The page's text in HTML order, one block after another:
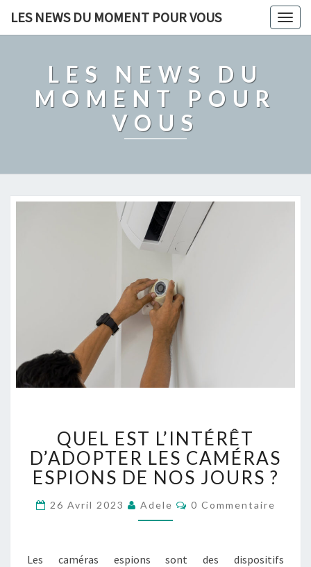
LES NEWS DU MOMENT POUR VOUS
LES NEWS DU
MOMENT POUR
VOUS
E
L
E
QUEL EST L’INTÉRÊT
D’ADOPTER LES CAMÉRAS
ESPIONS DE NOS JOURS ?
26 Avril 2023 Adele
C
O
0 Commentaire
Les caméras espions sont des dispositifs